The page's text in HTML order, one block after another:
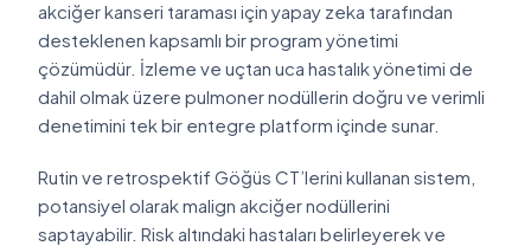
akciğer kanseri taraması için yapay zeka tarafından
desteklenen kapsamlı bir program yönetimi
çözümüdür. İzleme ve uçtan uca hastalık yönetimi de
dahil olmak üzere pulmoner nodüllerin doğru ve verimli
denetimini tek bir entegre platform içinde sunar.
Rutin ve retrospektif Göğüs CT’lerini kullanan sistem,
potansiyel olarak malign akciğer nodüllerini
saptayabilir. Risk altındaki hastaları belirleyerek ve